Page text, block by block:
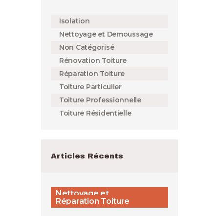
Isolation
Nettoyage et Demoussage
Non Catégorisé
Rénovation Toiture
Réparation Toiture
Toiture Particulier
Toiture Professionnelle
Toiture Résidentielle
Articles Récents
Nettoyage et
Demoussage,
Rénovation Toiture,
Réparation Toiture